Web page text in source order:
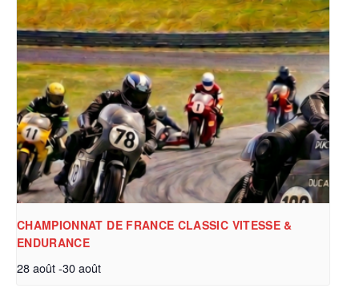
CHAMPIONNAT DE FRANCE CLASSIC VITESSE &
ENDURANCE
28 août-30 août